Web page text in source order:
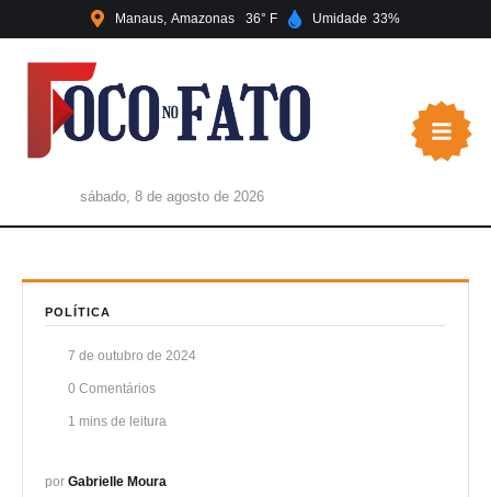
Manaus Amazonas 36 Umidade 33
sábado, 8 de agosto de 2026
POLÍTICA
7 de outubro de 2024
0 Comentários
1 mins de leitura
por Gabrielle Moura